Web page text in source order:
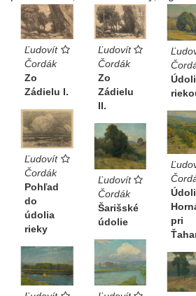
Ľudovít
Čordák
Zo
Zádielu I.
Ľudovít
Čordák
Zo
Zádielu
II.
Ľudovít
Čordák
Pohľad
do
údolia
rieky
pri
Ľudovít
Čordák
Šarišské
údolie